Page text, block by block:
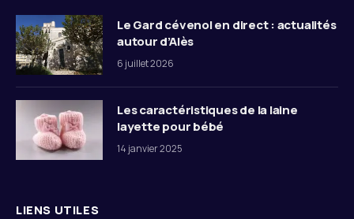
Le Gard cévenol en direct : actualités
autour d’Alès
6 juillet 2026
Les caractéristiques de la laine
layette pour bébé
14 janvier 2025
LIENS UTILES